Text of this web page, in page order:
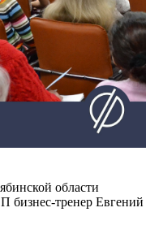
области
тренер Евгений